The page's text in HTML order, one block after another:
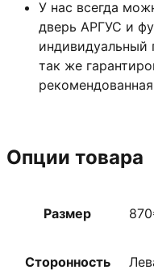
У нас всегда
дверь АРГУС и
индивидуальный
так же
Опции товара
Размер
Сторонность